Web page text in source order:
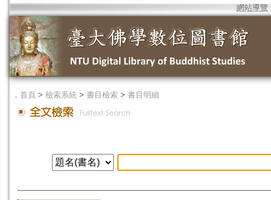
網站導覽
． 首頁 > 檢索系統 > 書目檢索 > 書目明細